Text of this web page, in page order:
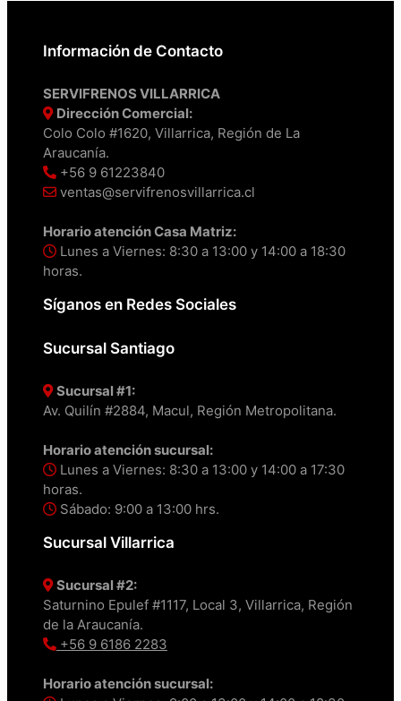
Información de Contacto
SERVIFRENOS VILLARRICA
Dirección Comercial:
Colo Colo #1620, Villarrica, Región de La
Araucanía.
+56 9 61223840
ventas@servifrenosvillarrica.cl
Horario atención Casa Matriz:
Lunes a Viernes: 8:30 a 13:00 y 14:00 a 18:30
horas.
Síganos en Redes Sociales
Sucursal Santiago
Sucursal #1:
Av. Quilín #2884, Macul, Región Metropolitana.
Horario atención sucursal:
Lunes a Viernes: 8:30 a 13:00 y 14:00 a 17:30
horas.
Sábado: 9:00 a 13:00 hrs.
Sucursal Villarrica
Sucursal #2:
Saturnino Epulef #1117, Local 3, Villarrica, Región
de la Araucanía.
+56 9 6186 2283
Horario atención sucursal: